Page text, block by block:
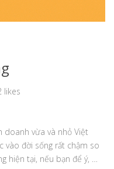
likes
doanh vừa và nhỏ Việt
vào đời sống rất chậm so
hiện tại, nếu bạn để ý, …